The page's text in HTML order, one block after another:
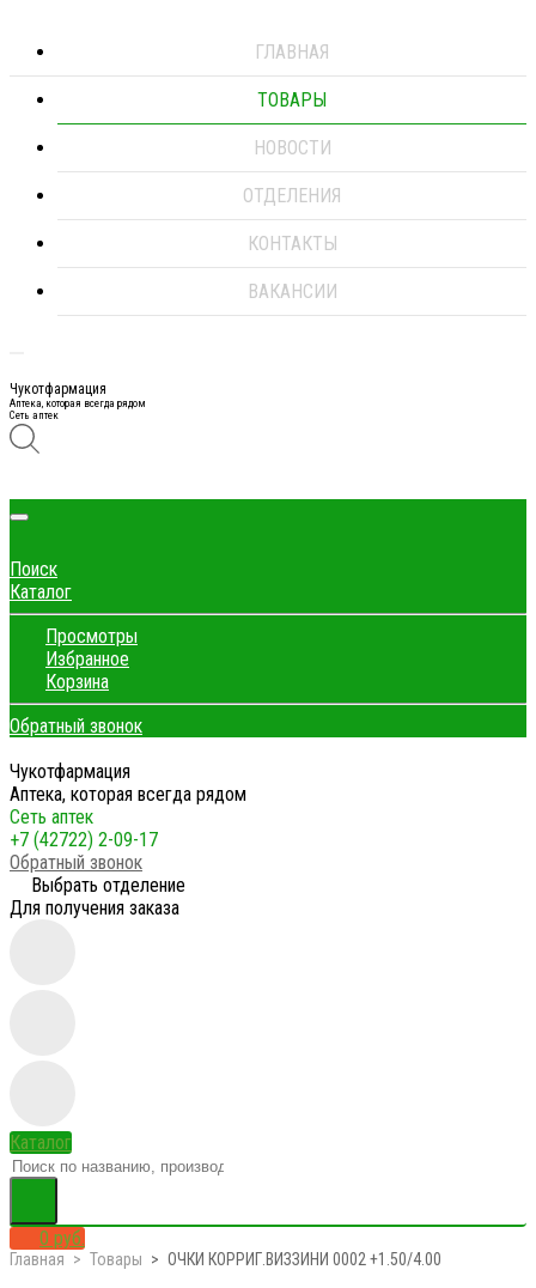
ГЛАВНАЯ
ТОВАРЫ
НОВОСТИ
ОТДЕЛЕНИЯ
КОНТАКТЫ
ВАКАНСИИ
Чукотфармация
Аптека, которая всегда рядом
Сеть аптек
Поиск
Каталог
Просмотры
Избранное
Корзина
Обратный звонок
Чукотфармация
Аптека, которая всегда рядом
Сеть аптек
+7 (42722) 2-09-17
Обратный звонок
Выбрать отделение
Для получения заказа
Каталог
0 руб.
Главная Товары ОЧКИ КОРРИГ.ВИЗЗИНИ 0002 +1.50/4.00